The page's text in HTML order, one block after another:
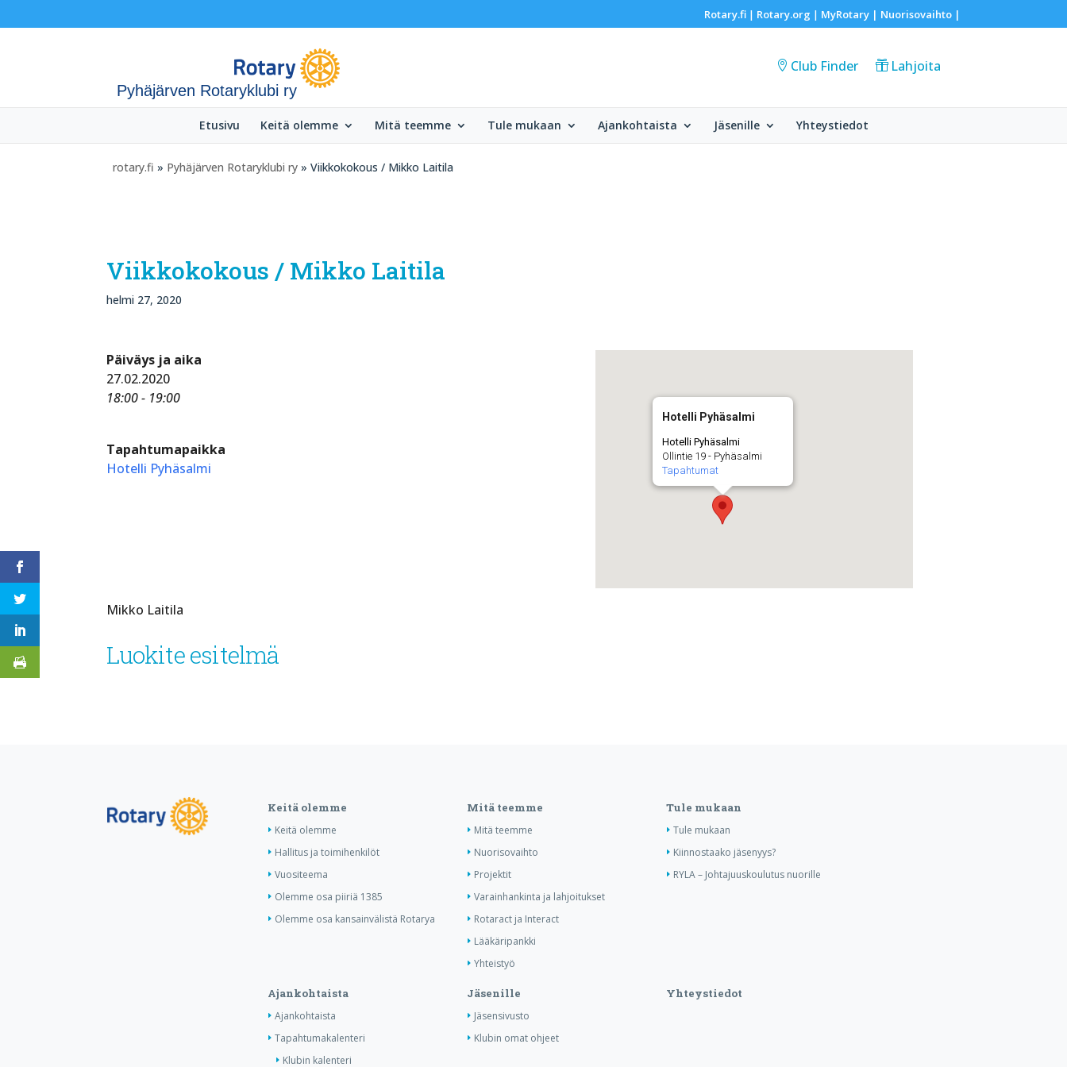
Rotary.fi| Rotary.org | MyRotary | Nuorisovaihto|
Pyhäjärven Rotaryklubi ry
Club Finder Lahjoita
Etusivu Keitä olemme Mitä teemme Tule mukaan Ajankohtaista Jäsenille Yhteystiedot
rotary.fi » Pyhäjärven Rotaryklubi ry » Viikkokokous / Mikko Laitila
Viikkokokous / Mikko Laitila
helmi 27, 2020
Hotelli Pyhäsalmi
Hotelli Pyhäsalmi
Ollintie 19 - Pyhäsalmi
Tapahtumat
Päiväys ja aika
27.02.2020
18:00 - 19:00
Tapahtumapaikka
Hotelli Pyhäsalmi
Mikko Laitila
Luokite esitelmä
Keitä olemme
Keitä olemme
Hallitus ja toimihenkilöt
Vuositeema
Olemme osa piiriä 1385
Olemme osa kansainvälistä Rotarya
Mitä teemme
Mitä teemme
Nuorisovaihto
Projektit
Varainhankinta ja lahjoitukset
Rotaract ja Interact
Lääkäripankki
Yhteistyö
Tule mukaan
Tule mukaan
Kiinnostaako jäsenyys?
RYLA – Johtajuuskoulutus nuorille
Ajankohtaista
Ajankohtaista
Tapahtumakalenteri
Klubin kalenteri
Jäsenille
Jäsensivusto
Klubin omat ohjeet
Yhteystiedot